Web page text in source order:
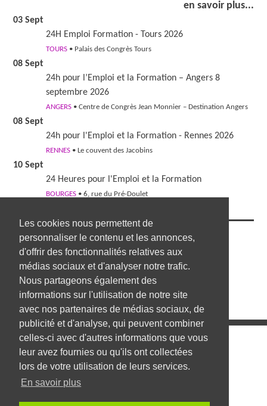
Les cookies nous permettent de
personnaliser le contenu et les annonces,
d'offrir des fonctionnalités relatives aux
médias sociaux et d'analyser notre trafic.
Nous partageons également des
informations sur l'utilisation de notre site
avec nos partenaires de médias sociaux, de
publicité et d'analyse, qui peuvent combiner
celles-ci avec d'autres informations que vous
leur avez fournies ou qu'ils ont collectées
lors de votre utilisation de leurs services.
En savoir plus
en savoir plus...
03 Sept
24H Emploi Formation - Tours 2026
TOURS • Palais des Congrès Tours
08 Sept
24h pour l’Emploi et la Formation – Angers 8
septembre 2026
ANGERS • Centre de Congrès Jean Monnier – Destination Angers
08 Sept
24h pour l'Emploi et la Formation - Rennes 2026
RENNES • Le couvent des Jacobins
10 Sept
24 Heures pour l'Emploi et la Formation
BOURGES • 6, rue du Pré-Doulet
NOUS SUIVRE
Les annonces d'emploi
Déposer une offre d'emploi